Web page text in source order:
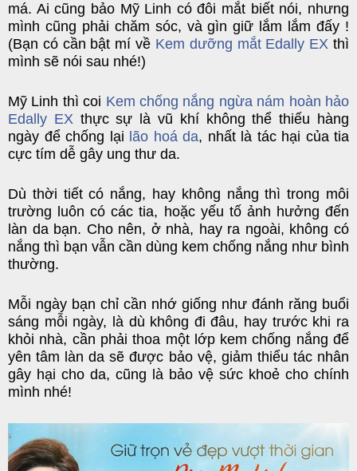
má. Ai cũng bảo Mỹ Linh có đôi mắt biết nói, nhưng
mình cũng phải chăm sóc, và gìn giữ lắm lắm đấy !
(Bạn có cần bật mí về Kem dưỡng mắt Edally EX thì
mình sẽ nói sau nhé!)
Mỹ Linh thì coi Kem chống nắng ngừa nám hoàn hảo
Edally EXthực sự là vũ khí không thể thiếu hàng
ngày để chống lại lão hoá da, nhất là tác hại của tia
cực tím dễ gây ung thư da.
Dù thời tiết có nắng, hay không nắng thì trong môi
trường luôn có các tia, hoặc yếu tố ảnh hưởng đến
làn da bạn. Cho nên, ở nhà, hay ra ngoài, không có
nắng thì bạn vẫn cần dùng kem chống nắng như bình
thường.
Mỗi ngày bạn chỉ cần nhớ giống như đánh răng buổi
sáng mỗi ngày, là dù không đi đâu, hay trước khi ra
khỏi nhà, cần phải thoa một lớp kem chống nắng để
yên tâm làn da sẽ được bảo vệ, giảm thiểu tác nhân
gây hại cho da, cũng là bảo vệ sức khoẻ cho chính
mình nhé!